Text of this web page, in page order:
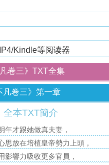
Kindle等阅读器
卷三》TXT全集
卷三》第一章
全本TXT簡介
年才跟她做真夫妻，
思放在培植皇帝勢力上頭，
影響力吸收更多官員，